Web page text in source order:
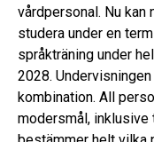
vårdpersonal. Nu kan
studera under en
språkträning under
2028.
kombination. All
modersmål, inklusive